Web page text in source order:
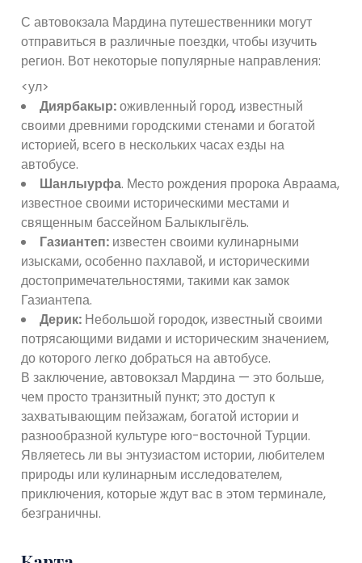
С автовокзала Мардина путешественники могут
отправиться в различные поездки, чтобы изучить
регион. Вот некоторые популярные направления:
<ул>
Диярбакыр:оживленный город, известный
своими древними городскими стенами и богатой
историей, всего в нескольких часах езды на
автобусе.
Шанлыурфа. Место рождения пророка Авраама,
известное своими историческими местами и
священным бассейном Балыклыгёль.
Газиантеп: известен своими кулинарными
изысками, особенно пахлавой, и историческими
достопримечательностями, такими как замок
Газиантепа.
Дерик: Небольшой городок, известный своими
потрясающими видами и историческим значением,
до которого легко добраться на автобусе.
В заключение, автовокзал Мардина — это больше,
чем просто транзитный пункт; это доступ к
захватывающим пейзажам, богатой истории и
разнообразной культуре юго-восточной Турции.
Являетесь ли вы энтузиастом истории, любителем
природы или кулинарным исследователем,
приключения, которые ждут вас в этом терминале,
безграничны.